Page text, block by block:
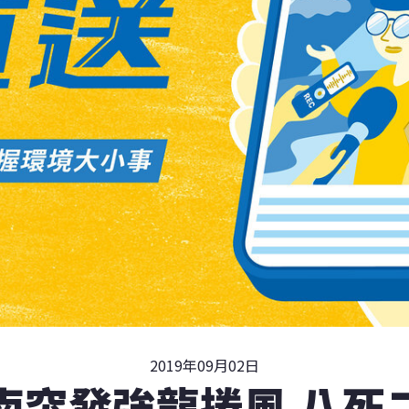
2019年09月02日